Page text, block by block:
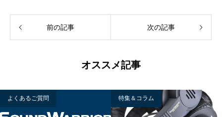
前の記事 次の記事
オススメ記事
よくあるご質問 特集＆コラム